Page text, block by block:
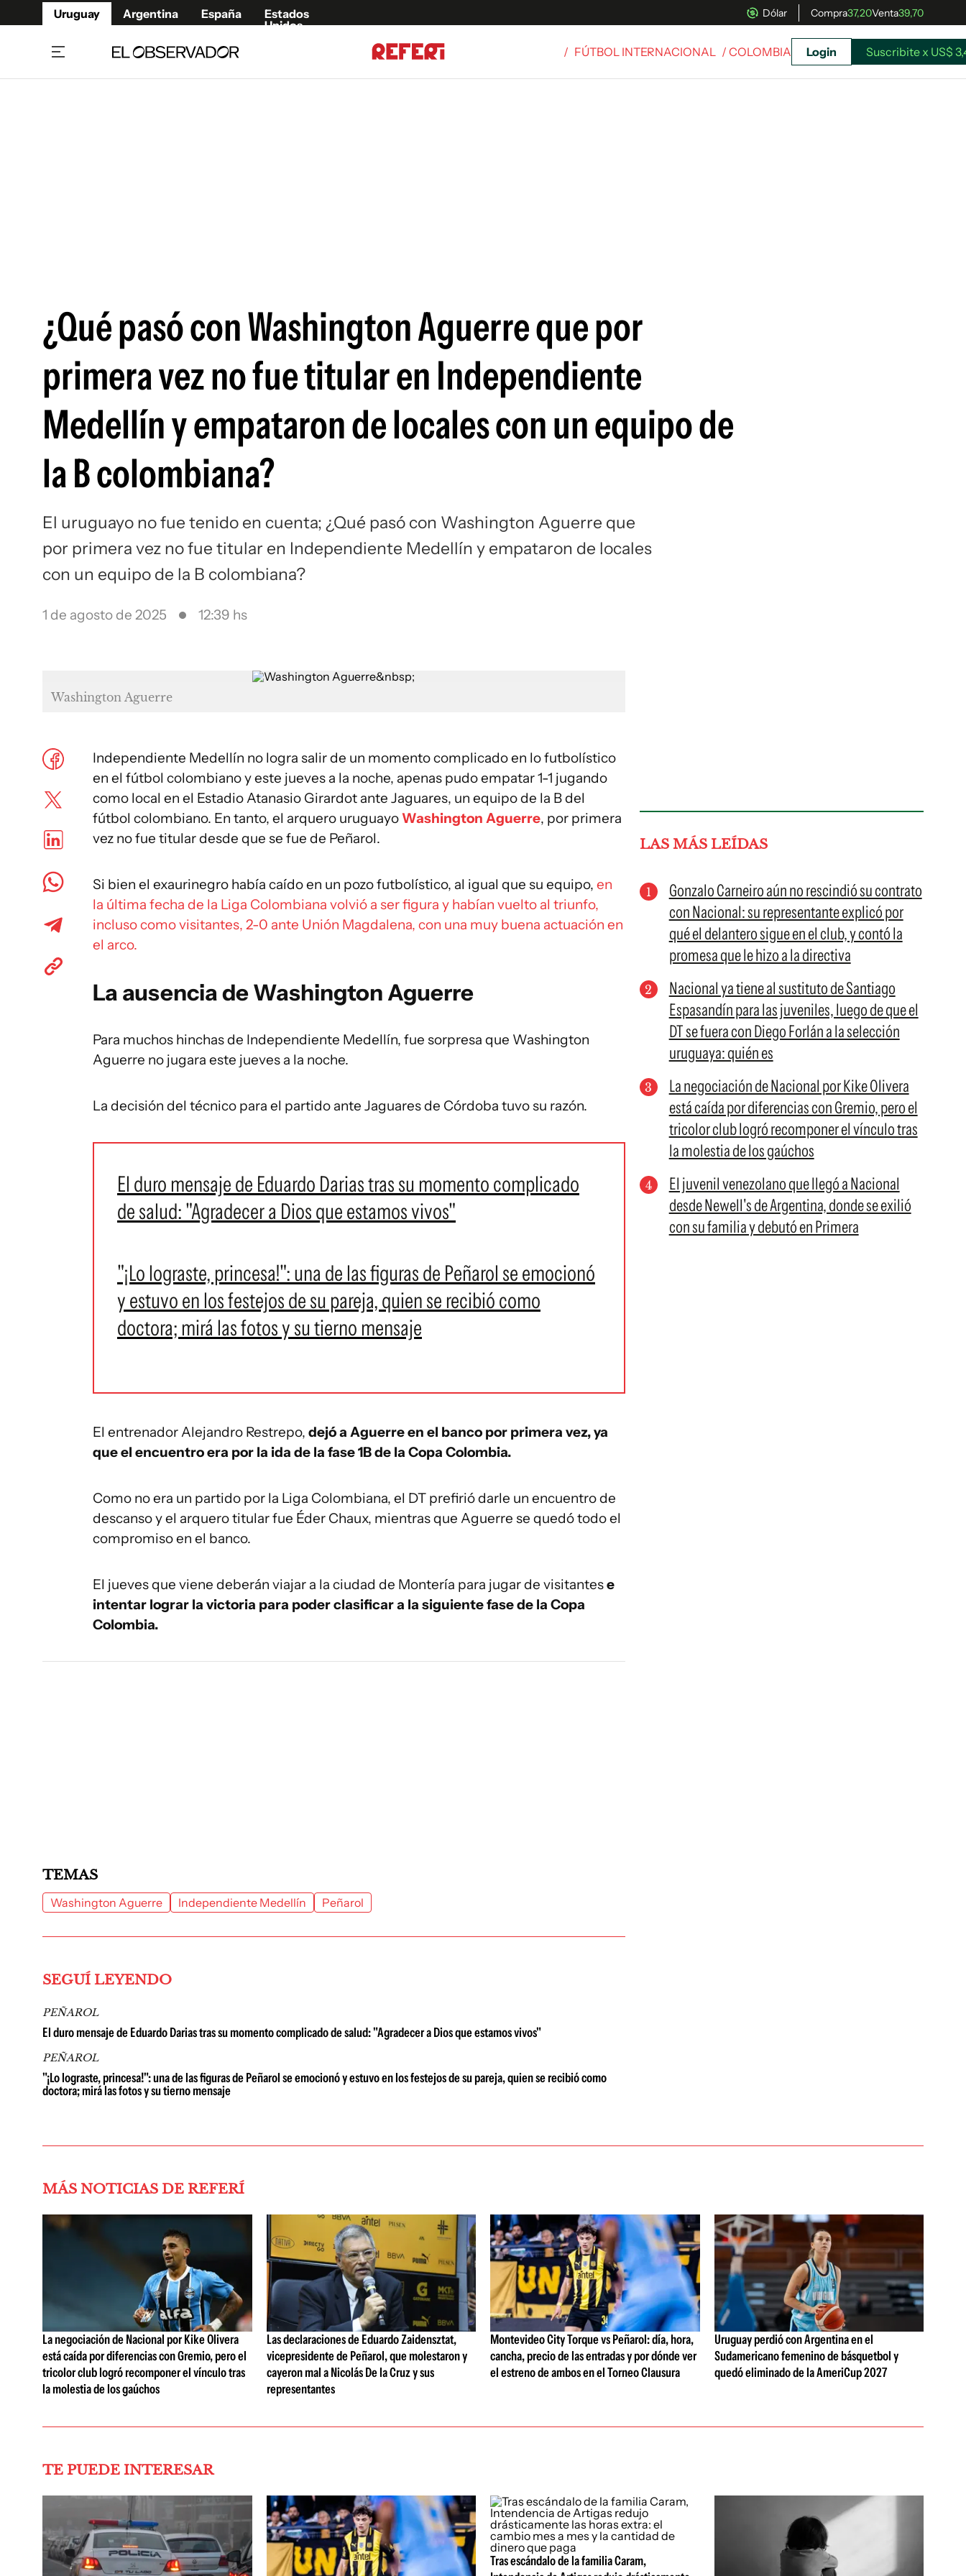
Uruguay Argentina España
Estados
Unidos
Dólar Compra37,20Venta39,70
/ FÚTBOL INTERNACIONAL / COLOMBIA Login Suscribite x US$
¿Qué pasó con Washington Aguerre que por
primera vez no fue titular en Independiente
Medellín y empataron de locales con un equipo de
la B colombiana?
El uruguayo no fue tenido en cuenta; ¿Qué pasó con Washington Aguerre que
por primera vez no fue titular en Independiente Medellín y empataron de locales
con un equipo de la B colombiana?
1 de agosto de 2025 12:39 hs
Washington Aguerre
Independiente Medellín no logra salir de un momento complicado en lo futbolístico
en el fútbol colombiano y este jueves a la noche, apenas pudo empatar 1-1 jugando
como local en el Estadio Atanasio Girardot ante Jaguares, un equipo de la B del
fútbol colombiano. En tanto, el arquero uruguayoWashington Aguerre, por primera
vez no fue titular desde que se fue de Peñarol.
Si bien el exaurinegro había caído en un pozo futbolístico, al igual que su equipo, en
la última fecha de la Liga Colombiana volvió a ser figura y habían vuelto al triunfo,
incluso como visitantes, 2-0 ante Unión Magdalena, con una muy buena actuación en
el arco.
La ausencia de Washington Aguerre
Para muchos hinchas de Independiente Medellín, fue sorpresa que Washington
Aguerre no jugara este jueves a la noche.
La decisión del técnico para el partido ante Jaguares de Córdoba tuvo su razón.
El duro mensaje de Eduardo Darias tras su momento complicado
de salud: "Agradecer a Dios que estamos vivos"
"¡Lo lograste, princesa!": una de las figuras de Peñarol se emocionó
y estuvo en los festejos de su pareja, quien se recibió como
doctora; mirá las fotos y su tierno mensaje
El entrenador Alejandro Restrepo, dejó a Aguerre en el banco por primera vez, ya
que el encuentro era por la ida de la fase 1B de la Copa Colombia.
Como no era un partido por la Liga Colombiana, el DT prefirió darle un encuentro de
descanso y el arquero titular fue Éder Chaux, mientras que Aguerre se quedó todo el
compromiso en el banco.
El jueves que viene deberán viajar a la ciudad de Montería para jugar de visitantese
intentar lograr la victoria para poder clasificar a la siguiente fase de la Copa
Colombia.
LAS MÁS LEÍDAS
Gonzalo Carneiro aún no rescindió su contrato
con Nacional: su representante explicó por
qué el delantero sigue en el club, y contó la
promesa que le hizo a la directiva
Nacional ya tiene al sustituto de Santiago
Espasandín para las juveniles, luego de que el
DT se fuera con Diego Forlán a la selección
uruguaya: quién es
La negociación de Nacional por Kike Olivera
está caída por diferencias con Gremio, pero el
tricolor club logró recomponer el vínculo tras
la molestia de los gaúchos
El juvenil venezolano que llegó a Nacional
desde Newell's de Argentina, donde se exilió
con su familia y debutó en Primera
TEMAS
Washington Aguerre Independiente Medellín Peñarol
SEGUÍ LEYENDO
PEÑAROL
El duro mensaje de Eduardo Darias tras su momento complicado de salud: "Agradecer a Dios que estamos vivos"
PEÑAROL
"¡Lo lograste, princesa!": una de las figuras de Peñarol se emocionó y estuvo en los festejos de su pareja, quien se recibió como
doctora; mirá las fotos y su tierno mensaje
MÁS NOTICIAS DE REFERÍ
La negociación de Nacional por Kike Olivera
está caída por diferencias con Gremio, pero el
tricolor club logró recomponer el vínculo tras
la molestia de los gaúchos
Las declaraciones de Eduardo Zaidensztat,
vicepresidente de Peñarol, que molestaron y
cayeron mal a Nicolás De la Cruz y sus
representantes
Montevideo City Torque vs Peñarol: día, hora,
cancha, precio de las entradas y por dónde ver
el estreno de ambos en el Torneo Clausura
Uruguay perdió con Argentina en el
Sudamericano femenino de básquetbol y
quedó eliminado de la AmeriCup 2027
TE PUEDE INTERESAR
Tras escándalo de la familia Caram,